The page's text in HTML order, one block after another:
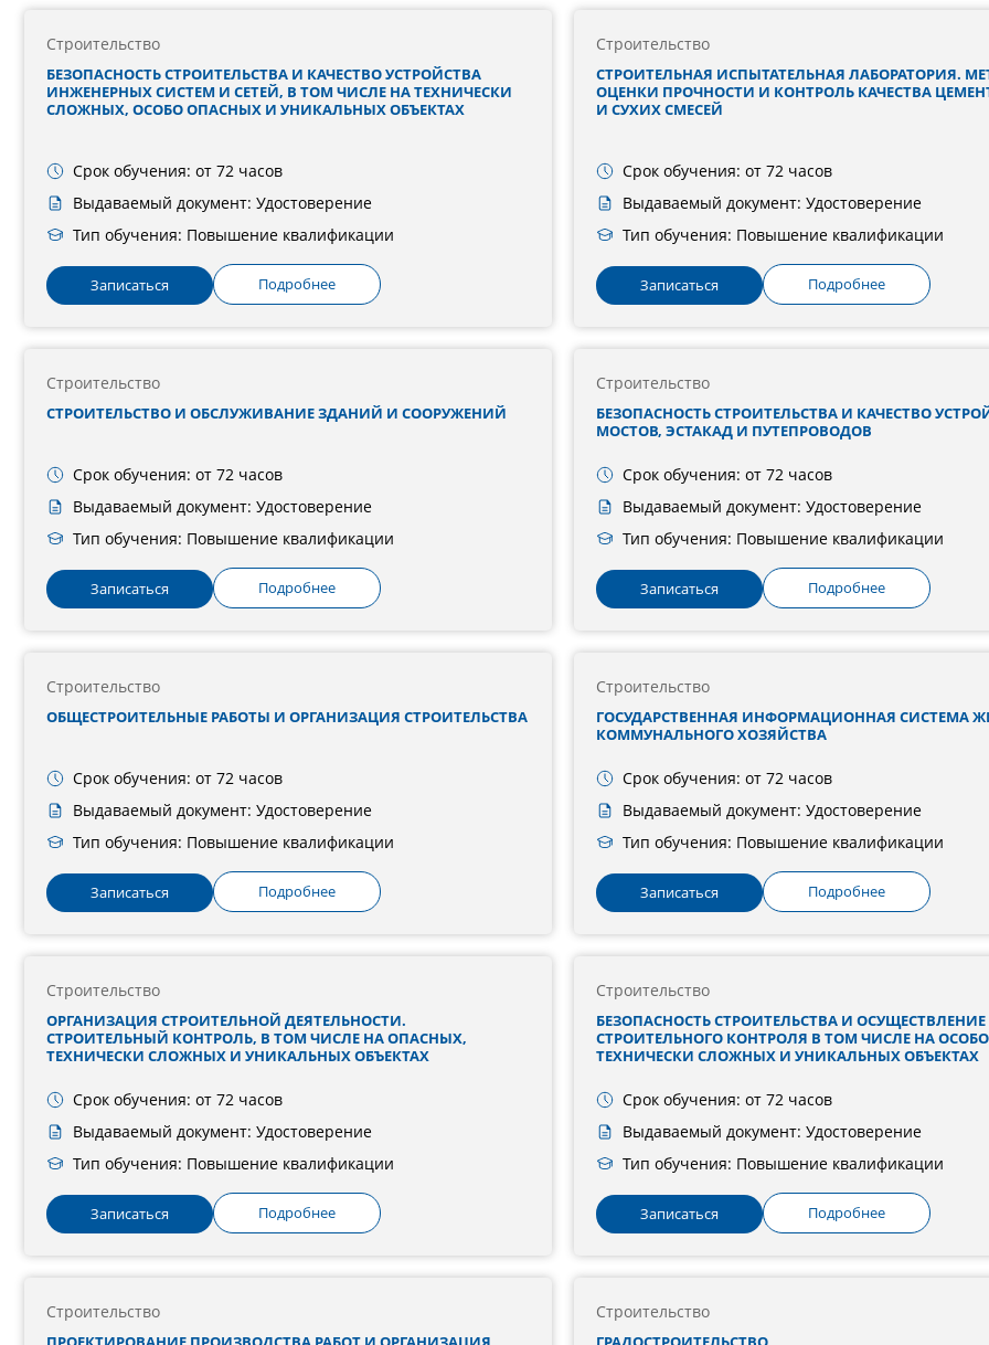
Строительство
БЕЗОПАСНОСТЬ СТРОИТЕЛЬСТВА И КАЧЕСТВО УСТРОЙСТВА
ИНЖЕНЕРНЫХ СИСТЕМ И СЕТЕЙ, В ТОМ ЧИСЛЕ НА ТЕХНИЧЕСКИ
СЛОЖНЫХ, ОСОБО ОПАСНЫХ И УНИКАЛЬНЫХ ОБЪЕКТАХ
Срок обучения: от 72 часов
Выдаваемый документ: Удостоверение
Тип обучения: Повышение квалификации
Записаться Подробнее
Строительство
СТРОИТЕЛЬНАЯ ИСПЫТАТЕЛЬНАЯ ЛАБОРАТОРИЯ.
ОЦЕНКИ ПРОЧНОСТИ И КОНТРОЛЬ КАЧЕСТВА
И СУХИХ СМЕСЕЙ
Срок обучения: от 72 часов
Выдаваемый документ: Удостоверение
Тип обучения: Повышение квалификации
Записаться Подробнее
Строительство
СТРОИТЕЛЬСТВО И ОБСЛУЖИВАНИЕ ЗДАНИЙ И СООРУЖЕНИЙ
Срок обучения: от 72 часов
Выдаваемый документ: Удостоверение
Тип обучения: Повышение квалификации
Записаться Подробнее
Строительство
БЕЗОПАСНОСТЬ СТРОИТЕЛЬСТВА И КАЧЕСТВО
МОСТОВ, ЭСТАКАД И ПУТЕПРОВОДОВ
Срок обучения: от 72 часов
Выдаваемый документ: Удостоверение
Тип обучения: Повышение квалификации
Записаться Подробнее
Строительство
ОБЩЕСТРОИТЕЛЬНЫЕ РАБОТЫ И ОРГАНИЗАЦИЯ СТРОИТЕЛЬСТВА
Срок обучения: от 72 часов
Выдаваемый документ: Удостоверение
Тип обучения: Повышение квалификации
Записаться Подробнее
Строительство
ГОСУДАРСТВЕННАЯ ИНФОРМАЦИОННАЯ СИСТЕМА
КОММУНАЛЬНОГО ХОЗЯЙСТВА
Срок обучения: от 72 часов
Выдаваемый документ: Удостоверение
Тип обучения: Повышение квалификации
Записаться Подробнее
Строительство
ОРГАНИЗАЦИЯ СТРОИТЕЛЬНОЙ ДЕЯТЕЛЬНОСТИ.
СТРОИТЕЛЬНЫЙ КОНТРОЛЬ, В ТОМ ЧИСЛЕ НА ОПАСНЫХ,
ТЕХНИЧЕСКИ СЛОЖНЫХ И УНИКАЛЬНЫХ ОБЪЕКТАХ
Срок обучения: от 72 часов
Выдаваемый документ: Удостоверение
Тип обучения: Повышение квалификации
Записаться Подробнее
Строительство
БЕЗОПАСНОСТЬ СТРОИТЕЛЬСТВА И ОСУЩЕСТВЛЕНИЕ
СТРОИТЕЛЬНОГО КОНТРОЛЯ В ТОМ ЧИСЛЕ НА
ТЕХНИЧЕСКИ СЛОЖНЫХ И УНИКАЛЬНЫХ ОБЪЕКТАХ
Срок обучения: от 72 часов
Выдаваемый документ: Удостоверение
Тип обучения: Повышение квалификации
Записаться Подробнее
Строительство Строительство